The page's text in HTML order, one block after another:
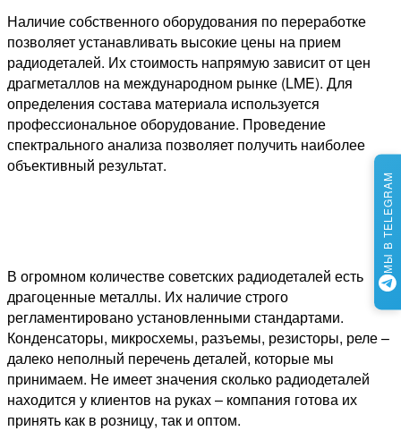
Наличие собственного оборудования по переработке
позволяет устанавливать высокие цены на прием
радиодеталей. Их стоимость напрямую зависит от цен
драгметаллов на международном рынке (LME). Для
определения состава материала используется
профессиональное оборудование. Проведение
спектрального анализа позволяет получить наиболее
объективный результат.
В огромном количестве советских радиодеталей есть
драгоценные металлы. Их наличие строго
регламентировано установленными стандартами.
Конденсаторы, микросхемы, разъемы, резисторы, реле –
далеко неполный перечень деталей, которые мы
принимаем. Не имеет значения сколько радиодеталей
находится у клиентов на руках – компания готова их
принять как в розницу, так и оптом.
МЫ В TELEGRAM